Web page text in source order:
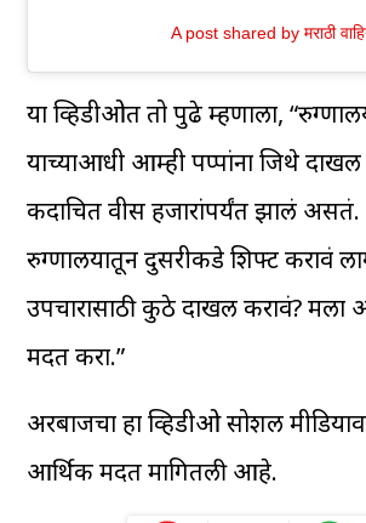
A post shared by मराठी
या व्हिडीओत तो पुढे म्हणाला,
याच्याआधी आम्ही पप्पांना जिथे
कदाचित वीस हजारांपर्यंत झालं असतं.
रुग्णालयातून दुसरीकडे शिफ्ट करावं
उपचारासाठी कुठे दाखल करावं?
मदत करा.”
अरबाजचा हा व्हिडीओ सोशल
आर्थिक मदत मागितली आहे.